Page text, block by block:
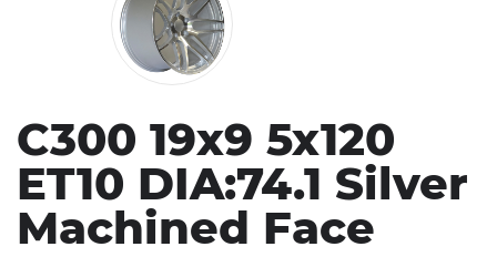
C300 19x9 5x120
ET10 DIA:74.1 Silver
Machined Face